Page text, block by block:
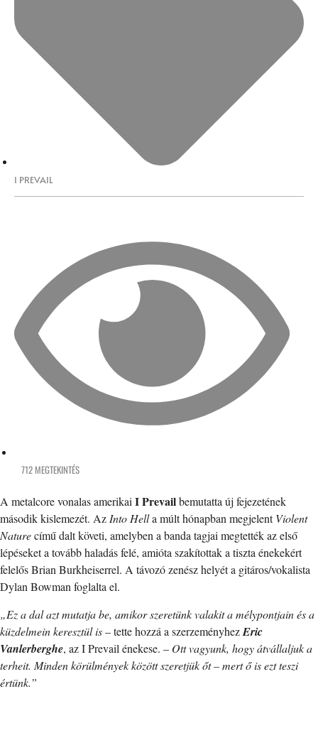
I PREVAIL
712 MEGTEKINTÉS
A metalcore vonalas amerikai I Prevailbemutatta új fejezetének
második kislemezét. Az Into Hella múlt hónapban megjelentViolent
Naturecímű dalt követi, amelyben a banda tagjai megtették az első
lépéseket a tovább haladás felé, amióta szakítottak a tiszta énekekért
felelős Brian Burkheiserrel. A távozó zenész helyét a gitáros/vokalista
Dylan Bowman foglalta el.
„Ez a dal azt mutatja be, amikor szeretünk valakit a mélypontjain és a
küzdelmein keresztül is– tette hozzá a szerzeményhezEric
Vanlerberghe, az I Prevail énekese. – Ott vagyunk, hogy átvállaljuk a
terheit. Minden körülmények között szeretjük őt – mert ő is ezt teszi
értünk.”